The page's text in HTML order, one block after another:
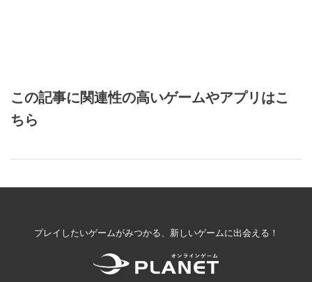
この記事に関連性の高いゲームやアプリはこ
ちら
プレイしたいゲームがみつかる、新しいゲームに出会える！